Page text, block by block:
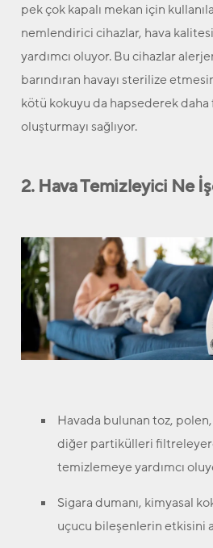
pek çok kapalı mekan için
nemlendirici cihazlar, hava
yardımcı oluyor. Bu cihazlar
barındıran havayı sterilize
kötü kokuyu da hapsederek
oluşturmayı sağlıyor.
2. Hava Temizleyici Ne
Havada bulunan toz,
diğer partikülleri
temizlemeye yardımcı
Sigara dumanı, kimyasal
uçucu bileşenlerin etkisini